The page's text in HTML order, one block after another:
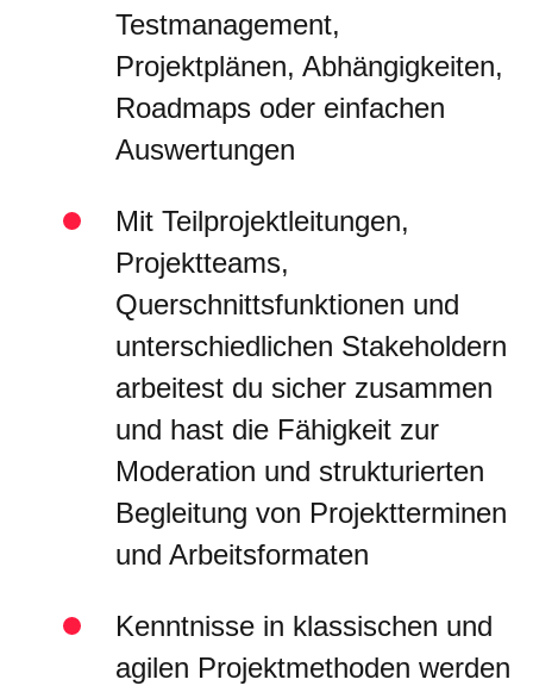
Testmanagement,
Projektplänen, Abhängigkeiten,
Roadmaps oder einfachen
Auswertungen
Mit Teilprojektleitungen,
Projektteams,
Querschnittsfunktionen und
unterschiedlichen Stakeholdern
arbeitest du sicher zusammen
und hast die Fähigkeit zur
Moderation und strukturierten
Begleitung von Projektterminen
und Arbeitsformaten
Kenntnisse in klassischen und
agilen Projektmethoden werden